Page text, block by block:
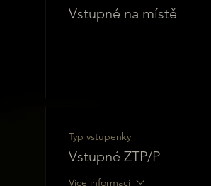
Vstupné na místě
Typ vstupenky
Vstupné ZTP/P
Více informací